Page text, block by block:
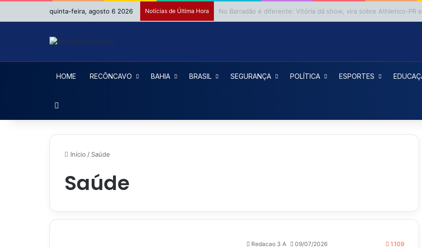
quinta-feira, agosto 6 2026 Notícias de Última Hora
HOME RECÔNCAVO BAHIA BRASIL SEGURANÇA POLÍTICA ESPORTES
Início / Saúde
Saúde
Redacao 3 A 09/07/2026 1.109